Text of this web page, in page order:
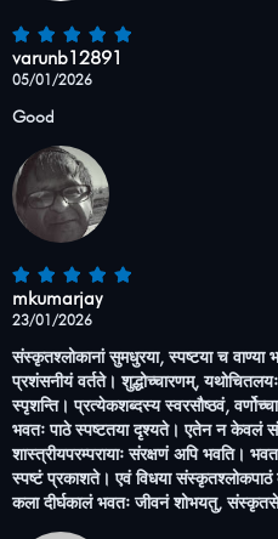
varunb12891
05/01/2026
Good
mkumarjay
23/01/2026
संस्कृतश्लोकानां सुमधुरया, स्पष्टया च
प्रशंसनीयं वर्तते। शुद्धोच्चारणम्,
स्पृशन्ति। प्रत्येकशब्दस्य स्वरसौष्ठवं,
भवतः पाठे स्पष्टतया दृश्यते। एतेन न केवलं
शास्त्रीयपरम्परायाः संरक्षणं अपि भवति।
स्पष्टं प्रकाशते। एवं विधया संस्कृतश्लोकपाठं
कला दीर्घकालं भवतः जीवनं शोभयतु,